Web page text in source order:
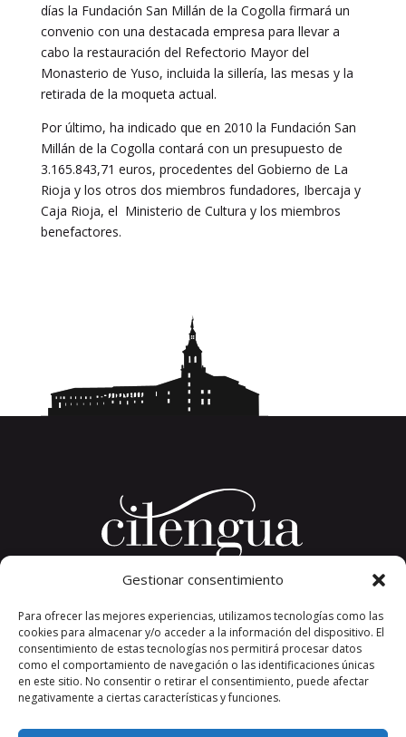
Gestionar consentimiento
Para ofrecer las mejores experiencias, utilizamos tecnologías como las
cookies para almacenar y/o acceder a la información del dispositivo. El
consentimiento de estas tecnologías nos permitirá procesar datos
como el comportamiento de navegación o las identificaciones únicas
en este sitio. No consentir o retirar el consentimiento, puede afectar
negativamente a ciertas características y funciones.
días la Fundación San Millán de la Cogolla firmará un
convenio con una destacada empresa para llevar a
cabo la restauración del Refectorio Mayor del
Monasterio de Yuso, incluida la sillería, las mesas y la
retirada de la moqueta actual.
Por último, ha indicado que en 2010 la Fundación San
Millán de la Cogolla contará con un presupuesto de
3.165.843,71 euros, procedentes del Gobierno de La
Rioja y los otros dos miembros fundadores, Ibercaja y
Caja Rioja, el Ministerio de Cultura y los miembros
benefactores.
26326 San Millán de la Cogolla
La Rioja. España.
Teléfono: +34 941 373 389
cilengua@cilengua.es